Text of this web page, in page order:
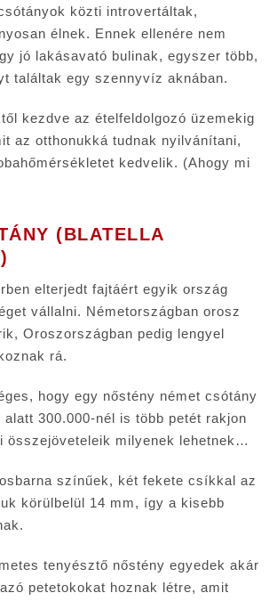
közti introvertáltak,
élnek. Ennek ellenére nem
jó lakásavató bulinak, egyszer több,
találtak egy szennyvíz aknában.
kezdve az ételfeldolgozó üzemekig
az otthonukká tudnak nyilvánítani,
kedvelik. (Ahogy mi
(BLATELLA
elterjedt fajtáért egyik ország
vállalni. Németországban orosz
Oroszországban pedig lengyel
rá.
hogy egy nőstény német csótány
300.000-nél is több petét rakjon
összejöveteleik milyenek lehetnek…
színűek, két fekete csíkkal az
körülbelül 14 mm, így a kisebb
tenyésztő nőstény egyedek akár
petetokokat hoznak létre, amit